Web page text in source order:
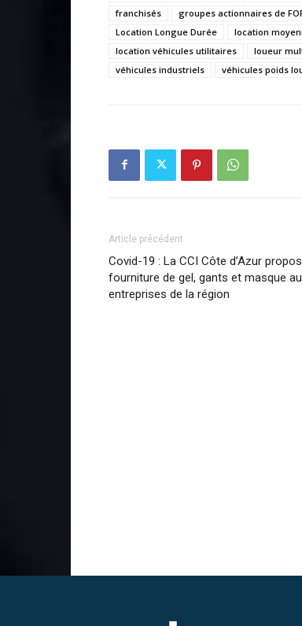
franchisés
groupes actionnaires de
Location Longue Durée
location
location véhicules utilitaires
loueur
véhicules industriels
véhicules poids
Article précédent
Covid-19 : La CCI Côte d’Azur
fourniture de gel, gants et masque
entreprises de la région